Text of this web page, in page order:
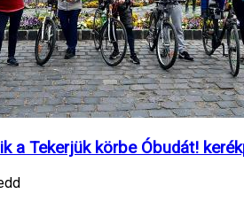
a Tekerjük körbe Óbudát!